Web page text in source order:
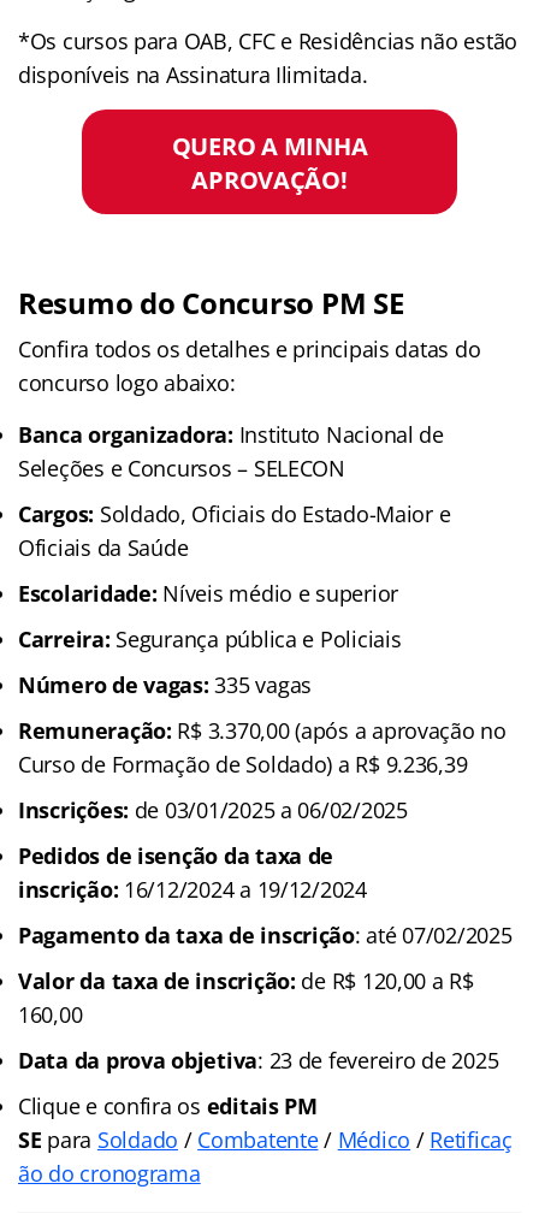
*Os cursos para OAB, CFC e Residências não estão
disponíveis na Assinatura Ilimitada.
QUERO A MINHA
APROVAÇÃO!
Resumo do Concurso PM SE
Confira todos os detalhes e principais datas do
concurso logo abaixo:
Banca organizadora: Instituto Nacional de
Seleções e Concursos – SELECON
Cargos: Soldado, Oficiais do Estado-Maior e
Oficiais da Saúde
Escolaridade: Níveis médio e superior
Carreira: Segurança pública e Policiais
Número de vagas: 335 vagas
Remuneração: R$ 3.370,00 (após a aprovação no
Curso de Formação de Soldado) a R$ 9.236,39
Inscrições: de 03/01/2025 a 06/02/2025
Pedidos de isenção da taxa de
inscrição: 16/12/2024 a 19/12/2024
Pagamento da taxa de inscrição: até 07/02/2025
Valor da taxa de inscrição: de R$ 120,00 a R$
160,00
Data da prova objetiva: 23 de fevereiro de 2025
Clique e confira os editais PM
SE para Soldado / Combatente/ Médico / Retificaç
ão do cronograma